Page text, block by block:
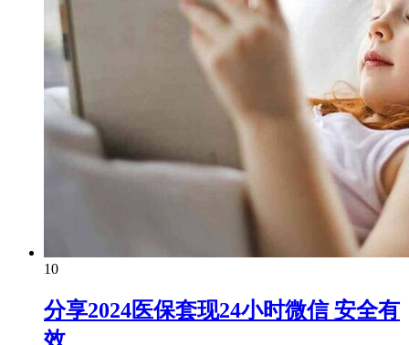
10
分享2024医保套现24小时微信 安全有
效